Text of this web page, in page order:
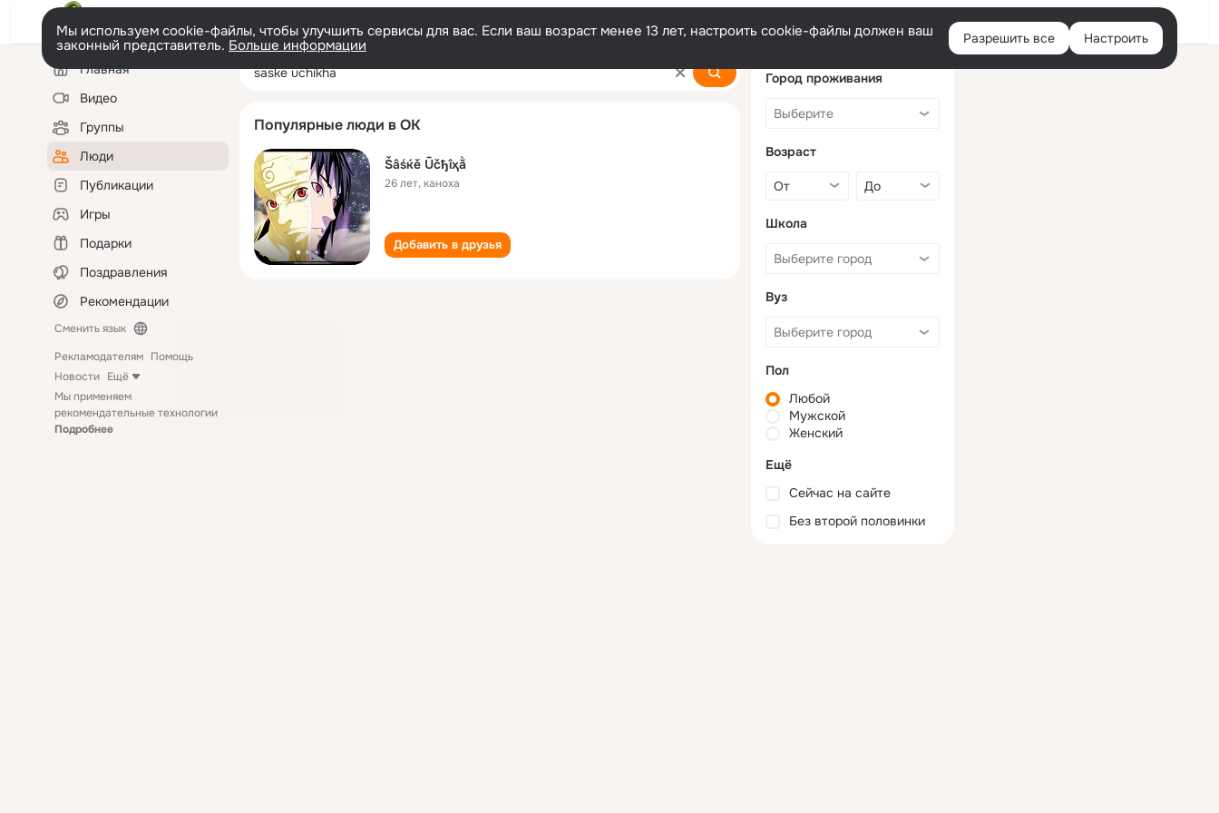
Войти
Мы используем cookie-файлы, чтобы улучшить сервисы для вас. Если ваш возраст менее 13 лет, настроить cookie-файлы должен ваш
законный представитель. Больше информации Разрешить все Настроить
Левая
колонкаГлавная
Видео
Группы
Люди
Публикации
Игры
Подарки
Поздравления
Рекомендации
Сменить язык
Рекламодателям Помощь
Новости Ещё
Мы применяем
рекомендательные технологии
Подробнее
saske uchіkha
Популярные люди в ОК
Šâśќě Ūčђîҳằ
26 лет,каноха
Добавить в друзья
Город проживания
Возраст
Школа
Вуз
Пол
Любой
Мужской
Женский
Ещё
Сейчас на сайте
Без второй половинки